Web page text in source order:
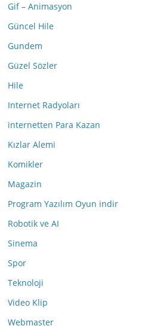
Gif – Animasyon
Güncel Hile
Gundem
Güzel Sözler
Hile
Internet Radyoları
internetten Para Kazan
Kızlar Alemi
Komikler
Magazin
Program Yazılım Oyun indir
Robotik ve AI
Sinema
Spor
Teknoloji
Video Klip
Webmaster